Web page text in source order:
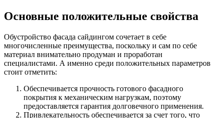
Основные положительные свойства
Обустройство фасада сайдингом сочетает в себе
многочисленные преимущества, поскольку и сам по себе
материал внимательно продуман и проработан
специалистами. А именно среди положительных параметров
стоит отметить:
Обеспечивается прочность готового фасадного
покрытия к механическим нагрузкам, поэтому
предоставляется гарантия долговечного применения.
Привлекательность обеспечивается за счет того, что